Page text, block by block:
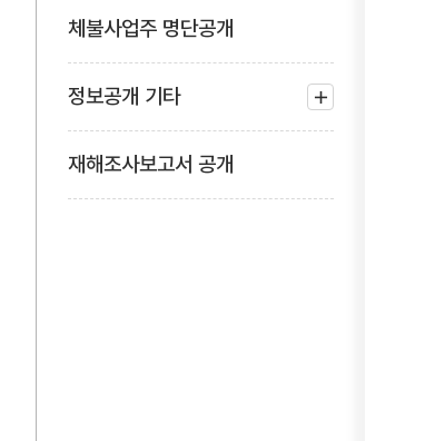
체불사업주 명단공개
정보공개 기타
하위
메뉴
열기
재해조사보고서 공개